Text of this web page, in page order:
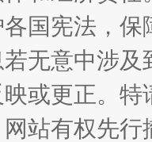
国宪法，
无意中涉
或更正。
站有权先